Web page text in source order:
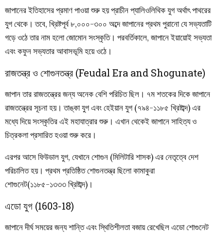
জাপানের ইতিহাসের প্রমাণ পাওয়া শুরু হয় প্রাচীন প্যালিওলিথিক যুগ অর্থাৎ পাথরের
যুগ থেকে। তবে, খ্রিষ্টপূর্ব ৮,০০০-৩০০ অব্দে জাপানের প্রথম পুরানো যে সভ্যতাটি
গড়ে ওঠে তার নাম হলো জোমোন সংস্কৃতি। পরবর্তিকালে, জাপানে ইয়ায়োই সভ্যতা
এবং কফুন সভ্যতার আবাসভূমি হয়ে ওঠে।
রাজতন্ত্র ও শোগুনতন্ত্র (Feudal Era and Shogunate)
জাপান তার রাজতন্ত্রের জন্য অনেক বেশি পরিচিত ছিল। ৭ম শতকের দিকে জাপানে
রাজতন্ত্রের সূচনা হয়। তাঙ্কা যুগ এবং হেইয়ান যুগ (৭৯৪-১১৮৫ খ্রিষ্টাব্দ) এর
মধ্যে দিয়ে সংস্কৃতির এই মহাযাত্রার শুরু। এখান থেকেই জাপানে সাহিত্য ও
চিত্রকলা প্রসারিত হওয়া শুরু করে।
এরপর আসে ফিউডাল যুগ, যেখানে শোগুন (মিলিটারি শাসক) এর নেতৃত্বে দেশ
পরিচালিত হয়। প্রথম প্রতিষ্ঠিত শোগুনতন্ত্র ছিলো কামাকুরা
শোগুনেট(১১৮৫-১৩৩৩ খ্রিষ্টাব্দ)।
এডো যুগ (1603-18)
জাপানে দীর্ঘ সময়ের জন্য শান্তি এবং স্থিতিশীলতা বজায় রেখেছিল এডো শোগুনেট